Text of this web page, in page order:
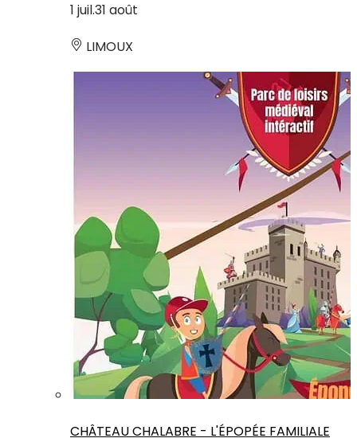
1 juil.31 août
LIMOUX
CHÂTEAU CHALABRE - L'ÉPOPÉE FAMILIALE